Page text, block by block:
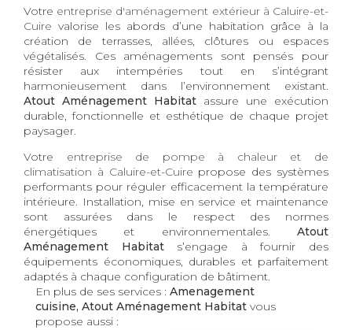
Votre entreprise d'aménagement extérieur à Caluire-et-
Cuire valorise les abords d’une habitation grâce à la
création de terrasses, allées, clôtures ou espaces
végétalisés. Ces aménagements sont pensés pour
résister aux intempéries tout en s’intégrant
harmonieusement dans l’environnement existant.
Atout Aménagement Habitat assure une exécution
durable, fonctionnelle et esthétique de chaque projet
paysager.
Votre entreprise de pompe à chaleur et de
climatisation à Caluire-et-Cuire propose des systèmes
performants pour réguler efficacement la température
intérieure. Installation, mise en service et maintenance
sont assurées dans le respect des normes
énergétiques et environnementales. Atout
Aménagement Habitats’engage à fournir des
équipements économiques, durables et parfaitement
adaptés à chaque configuration de bâtiment.
En plus de ses services : Amenagement
cuisine, Atout Aménagement Habitat vous
propose aussi :